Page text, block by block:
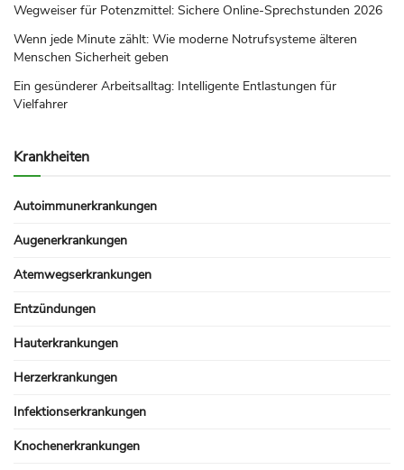
Wegweiser für Potenzmittel: Sichere Online-Sprechstunden 2026
Wenn jede Minute zählt: Wie moderne Notrufsysteme älteren
Menschen Sicherheit geben
Ein gesünderer Arbeitsalltag: Intelligente Entlastungen für
Vielfahrer
Krankheiten
Autoimmunerkrankungen
Augenerkrankungen
Atemwegserkrankungen
Entzündungen
Hauterkrankungen
Herzerkrankungen
Infektionserkrankungen
Knochenerkrankungen